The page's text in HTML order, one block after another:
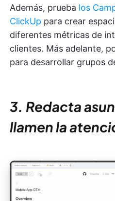
Además, prueba los
ClickUp para crear
diferentes métricas de
clientes. Más adelante,
para desarrollar grupos
3. Redacta
llamen la